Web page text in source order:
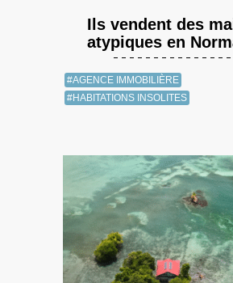
Ils vendent des
atypiques en
#AGENCE IMMOBILIÈRE
#HABITATIONS INSOLITES